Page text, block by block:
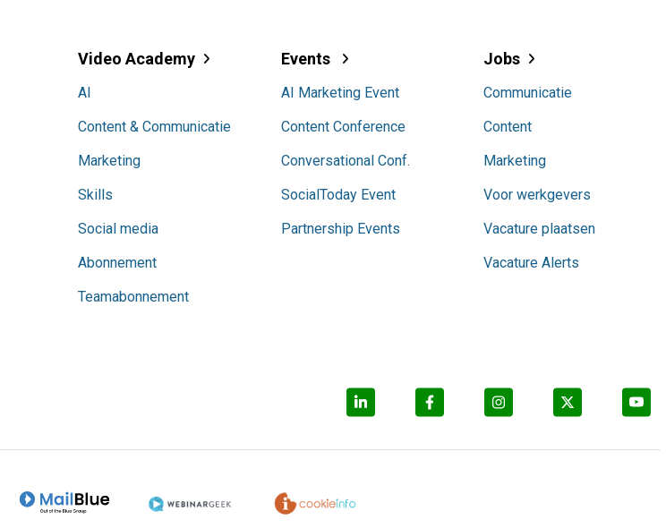
Video Academy
AI
Content & Communicatie
Marketing
Skills
Social media
Abonnement
Teamabonnement
Events
AI Marketing Event
Content Conference
Conversational Conf.
SocialToday Event
Partnership Events
Jobs
Communicatie
Content
Marketing
Voor werkgevers
Vacature plaatsen
Vacature Alerts